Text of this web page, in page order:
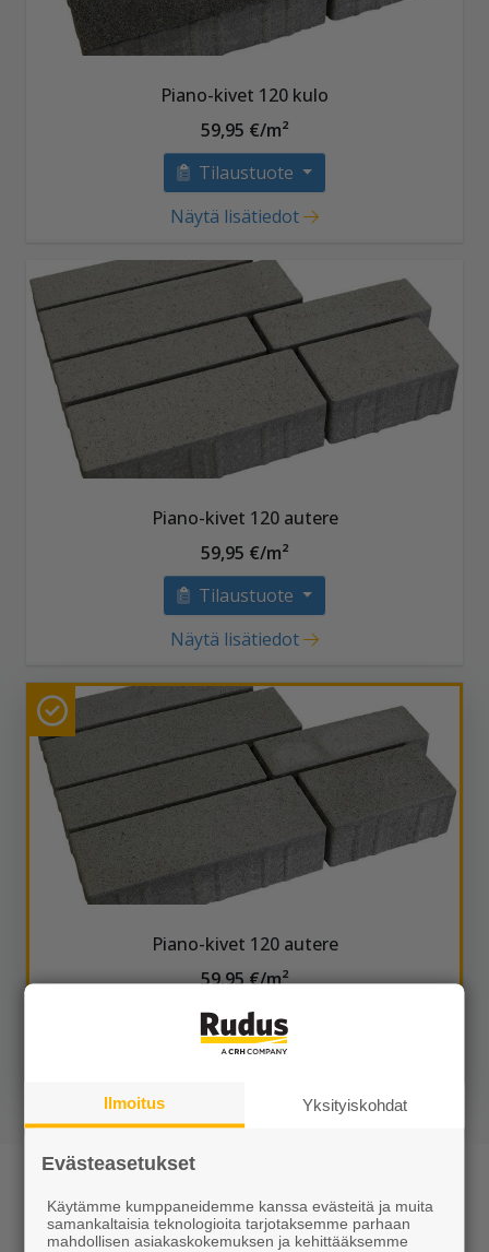
Piano-kivet 120 kulo
59,95 €/m²
Tilaustuote
Näytä lisätiedot
Piano-kivet 120 autere
59,95 €/m²
Tilaustuote
Näytä lisätiedot
Piano-kivet 120 autere
59,95 €/m²
Tilaustuote
Piano-kivet
Elävää kuin musiikki, klassista ja kaunista - Piano-
Ilmoitus Yksityiskohdat
Evästeasetukset
Käytämme kumppaneidemme kanssa evästeitä ja muita
samankaltaisia teknologioita tarjotaksemme parhaan
mahdollisen asiakaskokemuksen ja kehittääksemme